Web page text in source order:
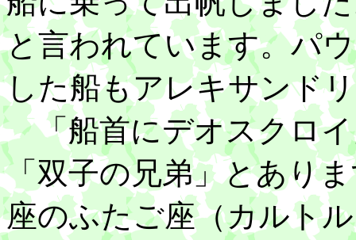
と言われています。パ
した船もアレキサンド
「船首にデオスクロイ
「双子の兄弟」とあり
座のふたご座（カルト